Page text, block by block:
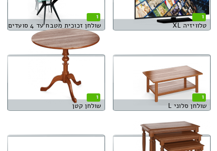
1
טלוויזיה XL
1
שולחן זכוכית מטבח עד 4 סועדים
1
שולחן סלוני L
1
שולחן קטן